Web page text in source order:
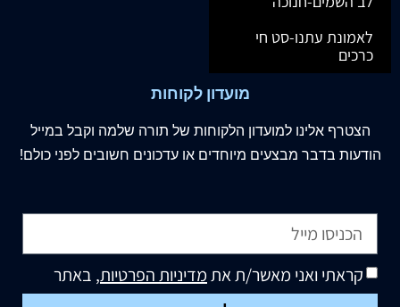
לאמונת עתנו-סט חי
כרכים
מועדון לקוחות
הצטרף אלינו למועדון הלקוחות של תורה שלמה וקבל במייל
הודעות בדבר מבצעים מיוחדים או עדכונים חשובים לפני כולם!
קראתי ואני מאשר/ת אתמדיניות הפרטיות, באתר